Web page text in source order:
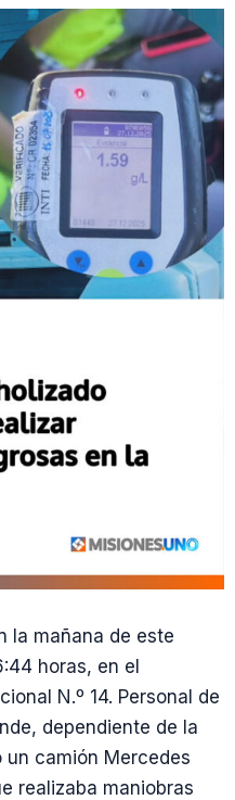
la mañana de este
horas, en el
N.º 14. Personal de
dependiente de la
un camión Mercedes
realizaba maniobras